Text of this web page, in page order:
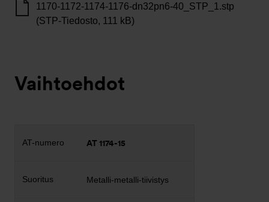
1170-1172-1174-1176-dn32pn6-40_STP_1.stp
(STP-Tiedosto, 111 kB)
Vaihtoehdot
AT 1174-15
Metalli-metalli-tiivistys